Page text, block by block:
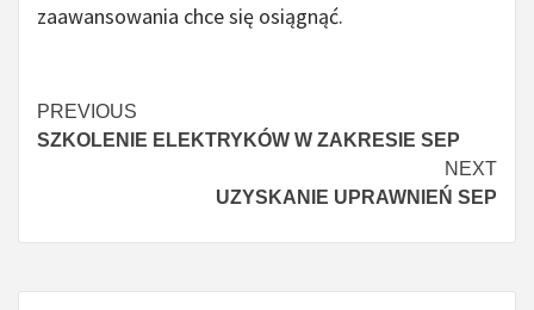
zaawansowania chce się osiągnąć.
Continue
Reading
PREVIOUS
SZKOLENIE ELEKTRYKÓW W ZAKRESIE SEP
NEXT
UZYSKANIE UPRAWNIEŃ SEP